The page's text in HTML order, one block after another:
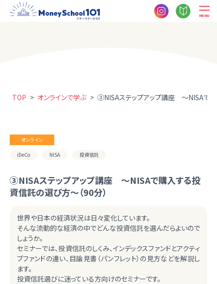
MENU
TOP > オンラインで学ぶ > ③NISAステップアップ講座 ～NISAで購
オンライン
iDeCo NISA 投資信託
③NISAステップアップ講座 ～NISAで購入する投
資信託の選び方～（90分）
世界や日本の経済状況は日々変化しています。
そんな流動的な経済の中でどんな投資信託を選んだらよいので
しょうか。
セミナーでは、投資信託のしくみ、インデックスファンドとアクティ
ブファンドの違い、目論見書（パンフレット）の見方などを解説し
ます。
投資信託選びに迷っている方向けのセミナーです。